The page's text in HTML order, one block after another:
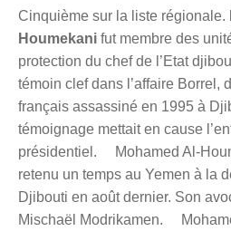
Cinquième sur la liste régionale.
Houmekani fut membre des
protection du chef de l’Etat
témoin clef dans l’affaire Borrel,
français assassiné en 1995 à
témoignage mettait en cause
présidentiel. Mohamed Al-
retenu un temps au Yemen à la
Djibouti en août dernier. Son
Mischaël Modrikamen.